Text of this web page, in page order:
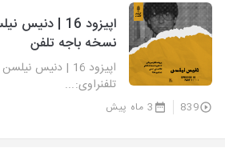
نسخه باجه تلفن
تلفنراوی:...
839 3 ماه پیش